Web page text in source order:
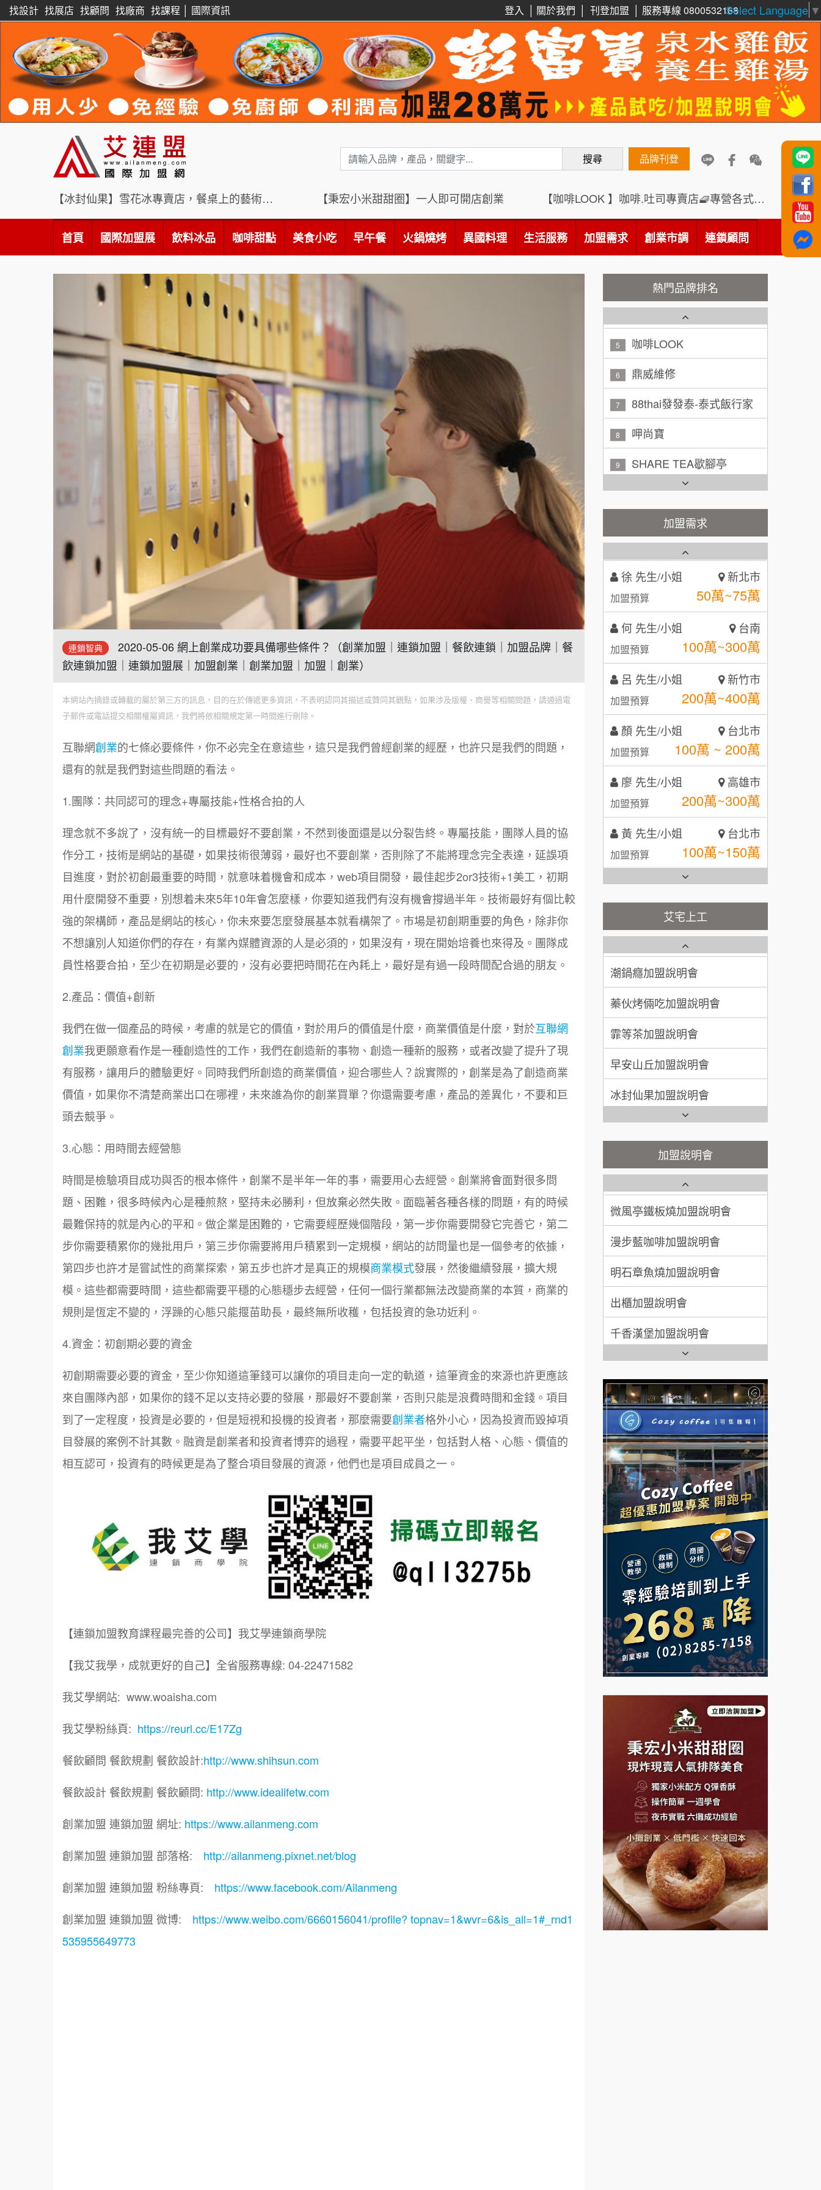
Select Language ▼
找設計 找展店 找顧問 找廠商 找課程 國際資訊 關於我們 刊登加盟 服務專線 0800532168
登入
搜尋 品牌刊登
【冰封仙果】雪花冰專賣店，餐桌上的藝術饗宴 【秉宏小米甜甜圈】一人即可開店創業 【咖啡LOOK 】咖啡.吐司專賣店🧇專營各式創意法式吐司
首頁 國際加盟展 飲料冰品 咖啡甜點 美食小吃 早午餐 火鍋燒烤 異國料理 生活服務 加盟需求 創業市調 連鎖顧問
連鎖智典
2020-05-06 網上創業成功要具備哪些條件？（創業加盟｜連鎖加盟｜餐飲連鎖｜加盟品牌｜餐
飲連鎖加盟｜連鎖加盟展｜加盟創業｜創業加盟｜加盟｜創業）
本網站內摘錄或轉載的屬於第三方的訊息，目的在於傳遞更多資訊，不表明認同其描述或贊同其觀點，如果涉及版權、商譽等相關問題，請通過電
子郵件或電話提交相關權屬資訊，我們將依相關規定第一時間進行刪除。
互聯網創業的七條必要條件，你不必完全在意這些，這只是我們曾經創業的經歷，也許只是我們的問題，
還有的就是我們對這些問題的看法。
1.團隊：共同認可的理念+專屬技能+性格合拍的人
理念就不多說了，沒有統一的目標最好不要創業，不然到後面還是以分裂告終。專屬技能，團隊人員的協
作分工，技術是網站的基礎，如果技術很薄弱，最好也不要創業，否則除了不能將理念完全表達，延誤項
目進度，對於初創最重要的時間，就意味着機會和成本，web項目開發，最佳起步2or3技術+1美工，初期
用什麼開發不重要，別想着未來5年10年會怎麼樣，你要知道我們有沒有機會撐過半年。技術最好有個比較
強的架構師，產品是網站的核心，你未來要怎麼發展基本就看構架了。市場是初創期重要的角色，除非你
不想讓別人知道你們的存在，有業內媒體資源的人是必須的，如果沒有，現在開始培養也來得及。團隊成
員性格要合拍，至少在初期是必要的，沒有必要把時間花在內耗上，最好是有過一段時間配合過的朋友。
2.產品：價值+創新
我們在做一個產品的時候，考慮的就是它的價值，對於用戶的價值是什麼，商業價值是什麼，對於互聯網
創業我更願意看作是一種創造性的工作，我們在創造新的事物、創造一種新的服務，或者改變了提升了現
有服務，讓用戶的體驗更好。同時我們所創造的商業價值，迎合哪些人？說實際的，創業是為了創造商業
價值，如果你不清楚商業出口在哪裡，未來誰為你的創業買單？你還需要考慮，產品的差異化，不要和巨
頭去競爭。
3.心態：用時間去經營態
時間是檢驗項目成功與否的根本條件，創業不是半年一年的事，需要用心去經營。創業將會面對很多問
題、困難，很多時候內心是種煎熬，堅持未必勝利，但放棄必然失敗。面臨著各種各樣的問題，有的時候
最難保持的就是內心的平和。做企業是困難的，它需要經歷幾個階段，第一步你需要開發它完善它，第二
步你需要積累你的幾批用戶，第三步你需要將用戶積累到一定規模，網站的訪問量也是一個參考的依據，
第四步也許才是嘗試性的商業探索，第五步也許才是真正的規模商業模式發展，然後繼續發展，擴大規
模。這些都需要時間，這些都需要平穩的心態穩步去經營，任何一個行業都無法改變商業的本質，商業的
規則是恆定不變的，浮躁的心態只能揠苗助長，最終無所收穫，包括投資的急功近利。
4.資金：初創期必要的資金
初創期需要必要的資金，至少你知道這筆錢可以讓你的項目走向一定的軌道，這筆資金的來源也許更應該
來自團隊內部，如果你的錢不足以支持必要的發展，那最好不要創業，否則只能是浪費時間和金錢。項目
到了一定程度，投資是必要的，但是短視和投機的投資者，那麼需要創業者格外小心，因為投資而毀掉項
目發展的案例不計其數。融資是創業者和投資者博弈的過程，需要平起平坐，包括對人格、心態、價值的
相互認可，投資有的時候更是為了整合項目發展的資源，他們也是項目成員之一。
【連鎖加盟教育課程最完善的公司】我艾學連鎖商學院
【我艾我學，成就更好的自己】全省服務專線: 04-22471582
我艾學網站: www.woaisha.com
我艾學粉絲頁: https://reurl.cc/E17Zg
餐飲顧問 餐飲規劃 餐飲設計:http://www.shihsun.com
餐飲設計 餐飲規劃 餐飲顧問: http://www.idealifetw.com
創業加盟 連鎖加盟 網址: https://www.ailanmeng.com
創業加盟 連鎖加盟 部落格: http://ailanmeng.pixnet.net/blog
創業加盟 連鎖加盟 粉絲專頁: https://www.facebook.com/Ailanmeng
創業加盟 連鎖加盟 微博: https://www.weibo.com/6660156041/profile? topnav=1&wvr=6&is_all=1#_rnd1
535955649773
熱門品牌排名
6 鼎威維修
7 88thai發發泰-泰式飯行家
8 呷尚寶
10 TEA TOP台灣第一味
1 Cozy coffee可集咖啡
2 霏等茶
秉宏小米甜甜圈
潮鍋癮
咖啡LOOK
6 鼎威維修
7 88thai發發泰-泰式飯行家
8 呷尚寶
9 SHARE TEA歇腳亭
10 TEA TOP台灣第一味
霏等茶
3 秉宏小米甜甜圈
6 鼎威維修
7 88thai發發泰-泰式飯行家
呷尚寶
SHARE TEA歇腳亭
10 TEA TOP台灣第一味
加盟需求
周 先生/小姐 台北
加盟預算 100萬 ~150萬
徐 先生/小姐 新北市
加盟預算
何 先生/小姐 台南
加盟預算
呂 先生/小姐
加盟預算 200萬~400萬
顏 先生/小姐 台北市
加盟預算 100萬 ~ 200萬
廖 先生/小姐 高雄市
加盟預算 200萬~300萬
黃 先生/小姐 台北市
加盟預算 100萬~150萬
林 先生/小姐
加盟預算 100萬 ~ 200萬
吳 先生/小姐
加盟預算 100萬~200萬
徐 先生/小姐 新北市
何 先生/小姐 台南
加盟預算 100萬~300萬
呂 先生/小姐 新竹市
加盟預算 200萬~400萬
顏 先生/小姐 台北市
加盟預算 100萬 ~ 200萬
廖 先生/小姐 高雄市
加盟預算 200萬~300萬
黃 先生/小姐 台北市
加盟預算 100萬~150萬
林 先生/小姐 屏東縣
加盟預算 100萬 ~ 200萬
100萬~200萬
加盟預算 100萬 ~150萬
徐 先生/小姐
加盟預算 50萬~75萬
何 先生/小姐 台南
加盟預算 100萬~300萬
呂 先生/小姐
加盟預算 200萬~400萬
顏 先生/小姐
加盟預算 100萬 ~ 200萬
廖 先生/小姐 高雄市
加盟預算 200萬~300萬
艾宅上工
【曉妍美妝】誠徵行政櫃檯
自助洗衣店誠徵代洗收送人員
(台中市)
MUSHEN徵SPA美容芳療師
日十。早午食加盟說明會
拾鑶火鍋加盟說明會
全家加盟說明會
台灣G湯加盟說明會
彭富貴加盟說明會
NU PASTA義大利麵加盟說明
會
潮鍋癮加盟說明會
蓁伙烤倆吃加盟說明會
霏等茶加盟說明會
早安山丘加盟說明會
冰封仙果加盟說明會
Ramble Café 漫步藍咖啡加盟
鮮茶道加盟說明會
【曉妍美妝】誠徵行政櫃檯
自助洗衣店誠徵代洗收送人員
(台中市)
MUSHEN徵SPA美容芳療師
日十。早午食加盟說明會
拾鑶火鍋加盟說明會
全家加盟說明會
彭富貴加盟說明會
NU PASTA義大利麵加盟說明
會
潮鍋癮加盟說明會
蓁伙烤倆吃加盟說明會
霏等茶加盟說明會
早安山丘加盟說明會
冰封仙果加盟說明會
Ramble Café 漫步藍咖啡加盟
說明會
微風亭鐵板燒加盟說明會
鮮茶道加盟說明會
【曉妍美妝】誠徵行政櫃檯
自助洗衣店誠徵代洗收送人員
(台中市)
MUSHEN徵SPA美容芳療師
日十。早午食加盟說明會
拾鑶火鍋加盟說明會
加盟說明會
藍象廷泰式火鍋加盟說明會
日十。早午食加盟說明會
上宇林加盟說明會
莫尼早餐Morni加盟說明會
手作功夫茶加盟說明會
SHARE TEA歇腳亭加盟說明會
潮味決-湯滷專門店加盟說明會
鬍子茶加盟說明會
鮮茶道加盟說明會
微風亭鐵板燒加盟說明會
漫步藍咖啡加盟說明會
明石章魚燒加盟說明會
出櫃加盟說明會
千香漢堡加盟說明會
七盞茶加盟說明會
杜芳子古味茶鋪加盟說明會
優握握×酸奶大獅加盟說明會
冬城門加盟說明會
拾鑶火鍋加盟說明會
阿性情趣無人販售所加盟明會
龍涎居好湯加盟說明會
舒油頭加盟說明會
韓金量加盟說明會
義氣豐發雞加盟說明會
Mr.Wish加盟說明會
白鬍泡泡 BOHO POPO加盟說
雞咕雞咕加盟說明會
TEA TOP加盟說明會
珍好味臭臭鍋加盟說明會
藍象廷泰式火鍋加盟說明會
日十。早午食加盟說明會
上宇林加盟說明會
莫尼早餐Morni加盟說明會